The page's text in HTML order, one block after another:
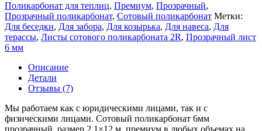
Поликарбонат для теплиц, Премиум, Прозрачный,
Прозрачный поликарбонат, Сотовый поликарбонат Метки:
Для беседки, Для забора, Для козырька, Для навеса, Для
терассы, Листы сотового поликарбоната 2R, Прозрачный лист
6 мм
Описание
Детали
Отзывы (7)
Мы работаем как с юридическими лицами, так и с
физическими лицами. Сотовый поликарбонат 6мм
прозрачный, размер 2,1×12 м, премиум в любых объемах на